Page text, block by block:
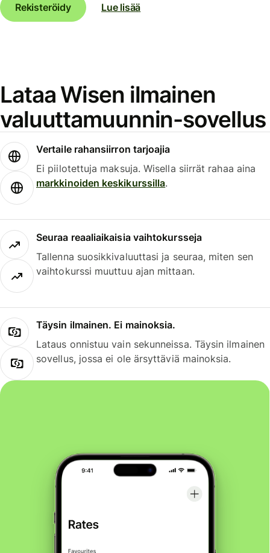
Rekisteröidy
Lue lisää
Lataa Wisen ilmainen
valuuttamuunnin-sovellus
Vertaile rahansiirron tarjoajia
Ei piilotettuja maksuja. Wisella siirrät rahaa aina
markkinoiden keskikurssilla.
Seuraa reaaliaikaisia vaihtokursseja
Tallenna suosikkivaluuttasi ja seuraa, miten sen
vaihtokurssi muuttuu ajan mittaan.
Täysin ilmainen. Ei mainoksia.
Lataus onnistuu vain sekunneissa. Täysin ilmainen
sovellus, jossa ei ole ärsyttäviä mainoksia.